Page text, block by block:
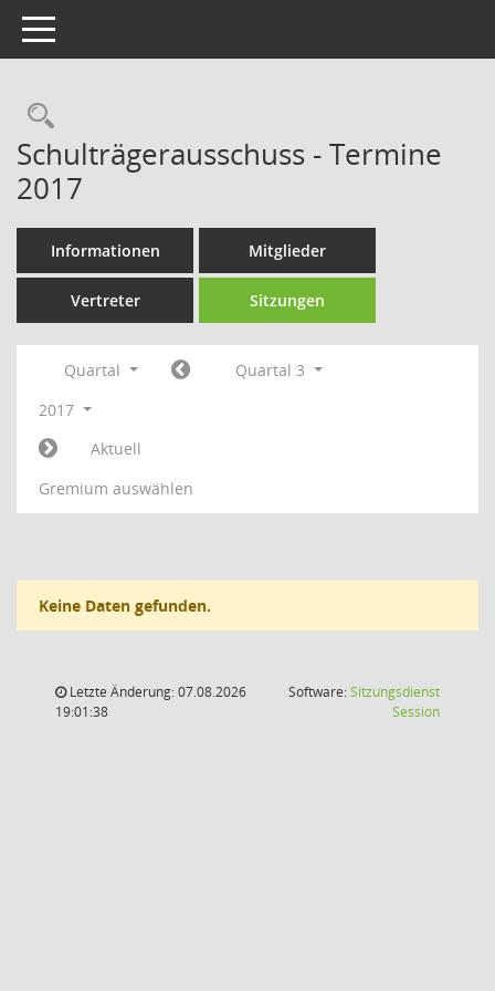
Toggle navigation
Rechercheauswahl
Schulträgerausschuss - Termine
2017
Informationen Mitglieder
Vertreter Sitzungen
Quartal
Quartal 3
2017
Aktuell
Gremium auswählen
Keine Daten gefunden.
Letzte Änderung: 07.08.2026
19:01:38
Software:Sitzungsdienst
Session(Wird in